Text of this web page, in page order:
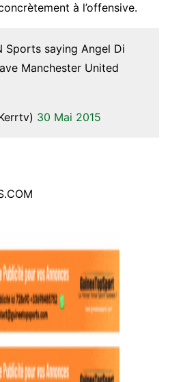
à l’offensive.
Sports saying Angel Di
Manchester United
30 Mai 2015